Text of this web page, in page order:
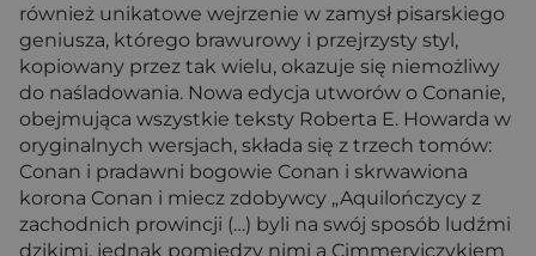
również unikatowe wejrzenie w zamysł pisarskiego
geniusza, którego brawurowy i przejrzysty styl,
kopiowany przez tak wielu, okazuje się niemożliwy
do naśladowania. Nowa edycja utworów o Conanie,
obejmująca wszystkie teksty Roberta E. Howarda w
oryginalnych wersjach, składa się z trzech tomów:
Conan i pradawni bogowie Conan i skrwawiona
korona Conan i miecz zdobywcy „Aquilończycy z
zachodnich prowincji (…) byli na swój sposób ludźmi
dzikimi, jednak pomiędzy nimi a Cimmeryjczykiem